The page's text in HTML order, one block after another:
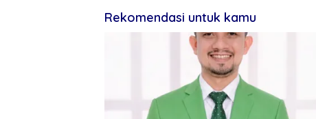
Rekomendasi untuk kamu